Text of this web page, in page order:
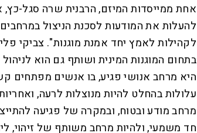
אחת ממייסדות המיזם, הרבנית שרה סגל-
להעלות את המודעות לסכנת הניצול
לקהילות לאמץ יחד אמנת מוגנות". צביקי
בתחום המוגנות המינית ושותף גם הוא
היא מרחב אנושי פגיע, בו אנשים מפתחים
עלולות בהחלט להיות מנוצלות לרעה,
מרחב מודע ובטוח, ובמקרה של פגיעה
חד משמעי, ולהיות מרחב משותף של זיהוי,